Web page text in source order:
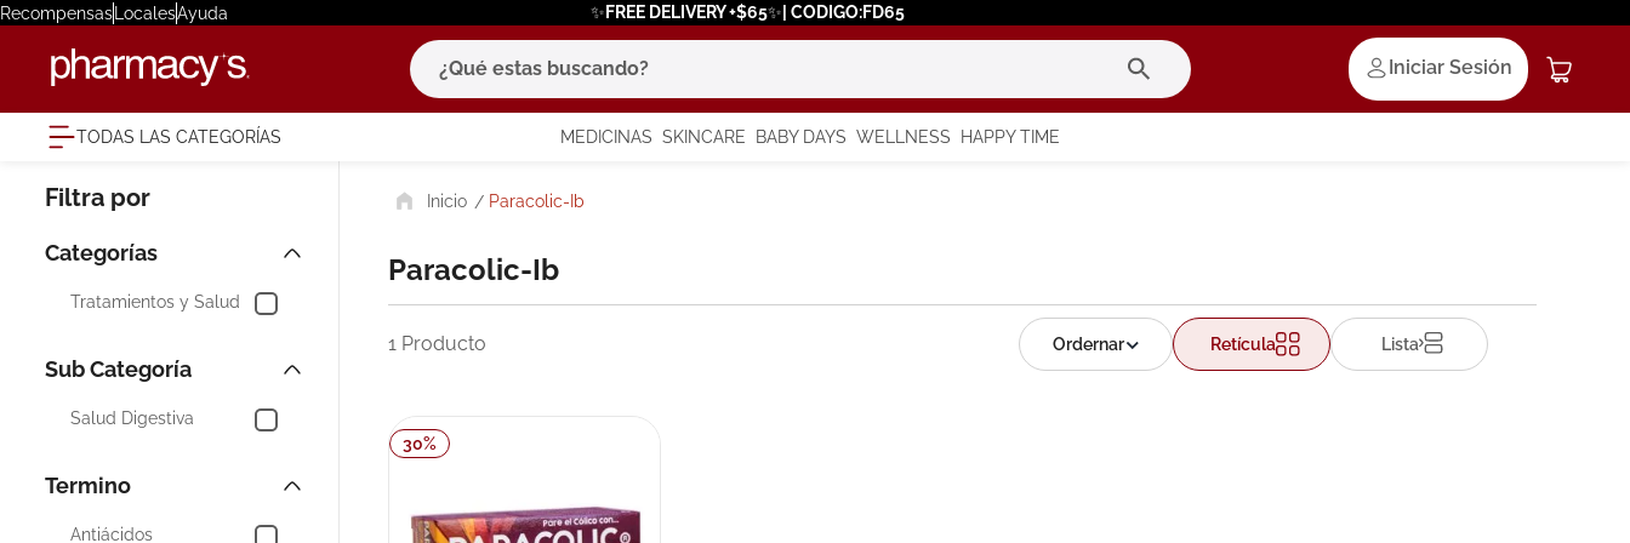
RecompensasLocalesAyuda ✨FREE DELIVERY +$65✨| CODIGO:FD65
¿Qué estas buscando?
Iniciar Sesión
TODAS LAS CATEGORÍAS MEDICINAS SKINCARE BABY DAYS WELLNESS HAPPY TIME
Tratamientos y Salud
Salud Digestiva
Antiácidos
Paracolic-Ib
Paracolic-Ib
1 Producto Retícula Lista
30%
términos más buscados
1. eucerin
6. degraler